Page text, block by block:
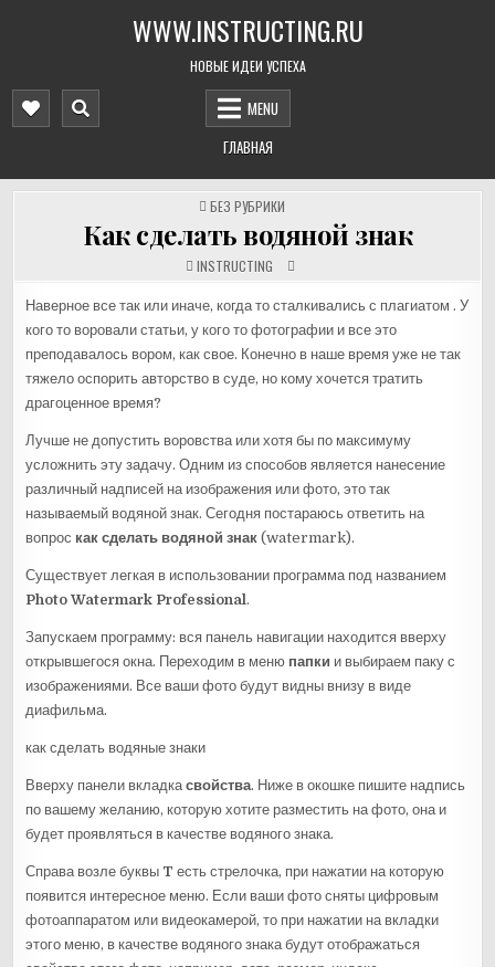
WWW.INSTRUCTING.RU
НОВЫЕ ИДЕИ УСПЕХА
MENU
ГЛАВНАЯ
POSTED
IN
БЕЗ РУБРИКИ
Как сделать водяной знак
INSTRUCTING
Наверное все так или иначе, когда то сталкивались с плагиатом . У
кого то воровали статьи, у кого то фотографии и все это
преподавалось вором, как свое. Конечно в наше время уже не так
тяжело оспорить авторство в суде, но кому хочется тратить
драгоценное время?
Лучше не допустить воровства или хотя бы по максимуму
усложнить эту задачу. Одним из способов является нанесение
различный надписей на изображения или фото, это так
называемый водяной знак. Сегодня постараюсь ответить на
вопрос как сделать водяной знак (watermark).
Существует легкая в использовании программа под названием
Photo Watermark Professional.
Запускаем программу: вся панель навигации находится вверху
открывшегося окна. Переходим в меню папки и выбираем паку с
изображениями. Все ваши фото будут видны внизу в виде
диафильма.
как сделать водяные знаки
Вверху панели вкладкасвойства. Ниже в окошке пишите надпись
по вашему желанию, которую хотите разместить на фото, она и
будет проявляться в качестве водяного знака.
Справа возле буквы T есть стрелочка, при нажатии на которую
появится интересное меню. Если ваши фото сняты цифровым
фотоаппаратом или видеокамерой, то при нажатии на вкладки
этого меню, в качестве водяного знака будут отображаться